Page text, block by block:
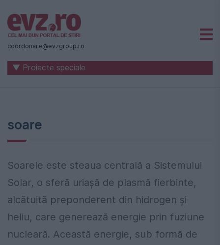
Știri
naționale
internaționale
-
Evenimentul
Zilei
coordonare@evzgroup.ro
▼ Proiecte speciale
soare
Soarele este steaua centrală a Sistemului
Solar, o sferă uriașă de plasmă fierbinte,
alcătuită preponderent din hidrogen și
heliu, care generează energie prin fuziune
nucleară. Această energie, sub formă de